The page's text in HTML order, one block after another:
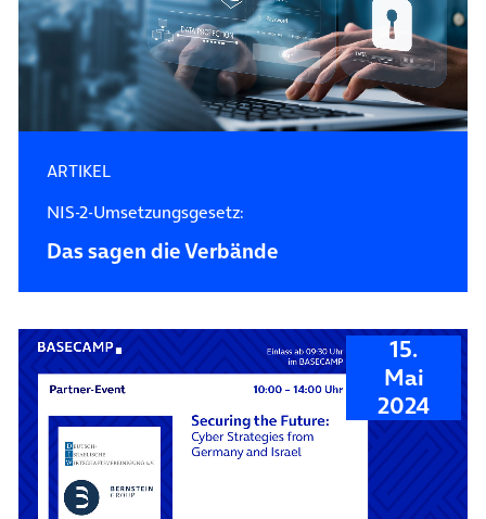
ARTIKEL
NIS-2-Umsetzungsgesetz:
Das sagen die Verbände
15.
Mai
2024